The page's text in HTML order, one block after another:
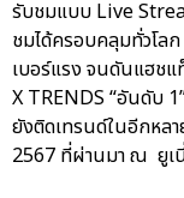
รับชมแบบ Live
ชมได้ครอบคลุมทั่วโ
เบอร์แรง จนดันแฮช
X TRENDS “อันดับ
ยังติดเทรนด์ในอีกหล
2567 ที่ผ่านมา ณ ยูเ